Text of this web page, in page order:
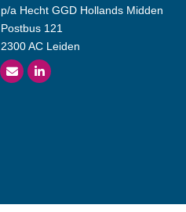
p/a Hecht GGD Hollands Midden
Postbus 121
2300 AC Leiden